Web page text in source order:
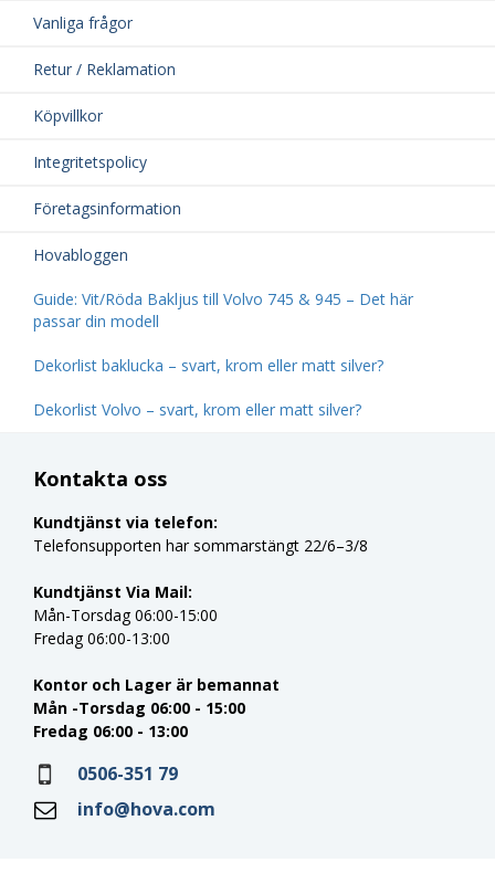
Vanliga frågor
Retur / Reklamation
Köpvillkor
Integritetspolicy
Företagsinformation
Hovabloggen
Guide: Vit/Röda Bakljus till Volvo 745 & 945 – Det här
passar din modell
Dekorlist baklucka – svart, krom eller matt silver?
Dekorlist Volvo – svart, krom eller matt silver?
Kontakta oss
Kundtjänst via telefon:
Telefonsupporten har sommarstängt 22/6–3/8
Kundtjänst Via Mail:
Mån-Torsdag 06:00-15:00
Fredag 06:00-13:00
Kontor och Lager är bemannat
Mån -Torsdag 06:00 - 15:00
Fredag 06:00 - 13:00
0506-351 79
info@hova.com